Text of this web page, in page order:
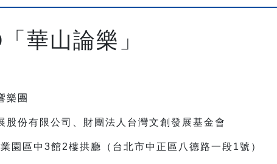
華山論樂」
樂團
股份有限公司、財團法人台灣文創發展基金會
園區中3館2樓拱廳（台北市中正區八德路一段1號）